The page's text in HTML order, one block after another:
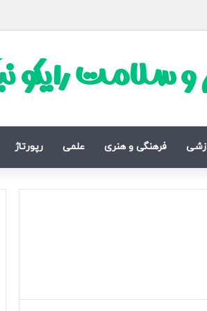
سلامت رایکو
فرهنگی و هنری علمی رپورتاژ